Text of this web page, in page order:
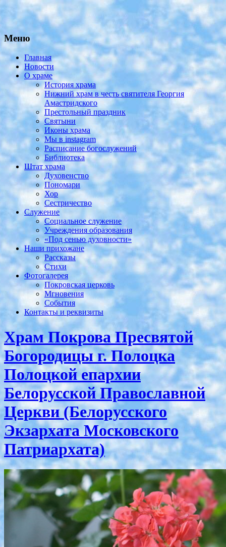
Меню
Главная
Новости
О храме
История храма
Нижний храм в честь святителя Георгия
Амастридского
Престольный праздник
Святыни
Иконы храма
Мы в instagram
Расписание богослужений
Библиотека
Штат храма
Духовенство
Пономари
Хор
Сестричество
Служение
Социальное служение
Учреждения образования
«Под сенью духовности»
Наши прихожане
Рассказы
Стихи
Фотогалерея
Покровская церковь
Мгновения
События
Контакты и реквизиты
Храм Покрова Пресвятой
Богородицы г. Полоцка
Полоцкой епархии
Белорусской Православной
Церкви (Белорусского
Экзархата Московского
Патриархата)